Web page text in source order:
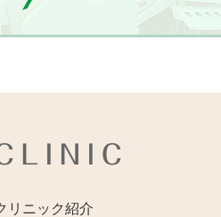
リニック紹介